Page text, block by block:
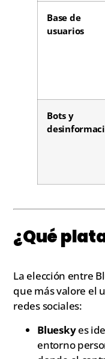
Base de
usuarios
Bots y
¿Qué
La elección entre
que más valore el
redes sociales:
Blueskyes
entorno